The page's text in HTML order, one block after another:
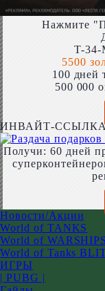
Нажмите
T-
5500
100 дней
500 000
ИНВАЙТ-
Получи: 60 дней
Новости/Акции
World of TANKS
World of WARSHIPS
World of Tanks
ИГРЫ
| PUBG |